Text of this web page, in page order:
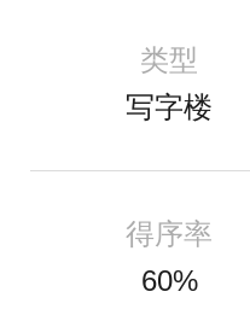
类型
写字楼
得序率
60%